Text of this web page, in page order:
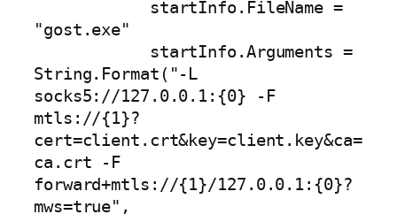
"gost.exe"
String.Format("-L
socks5://127.0.0.1:{0} -F
mtls://{1}?
cert=client.crt&key=client.key&ca=
ca.crt -F
forward+mtls://{1}/127.0.0.1:{0}?
mws=true",